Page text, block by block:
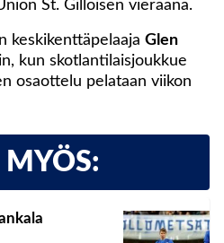
St. Gilloisen vieraana.
keskikenttäpelaaja Glen
kun skotlantilaisjoukkue
osaottelu pelataan viikon
MYÖS: